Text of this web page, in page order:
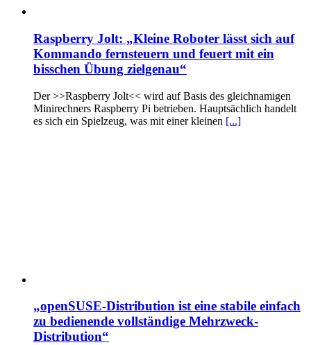
Raspberry Jolt: „Kleine Roboter lässt sich auf
Kommando fernsteuern und feuert mit ein
bisschen Übung zielgenau“
Der >>Raspberry Jolt<< wird auf Basis des gleichnamigen
Minirechners Raspberry Pi betrieben. Hauptsächlich handelt
es sich ein Spielzeug, was mit einer kleinen [...]
„openSUSE-Distribution ist eine stabile einfach
zu bedienende vollständige Mehrzweck-
Distribution“